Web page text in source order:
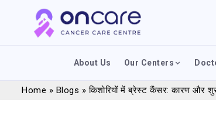
About Us Our Centers
Home » Blogs »किशोरियों में ब्रेस्ट कैंसर: कारण और